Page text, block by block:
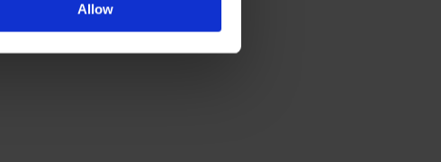
Allow